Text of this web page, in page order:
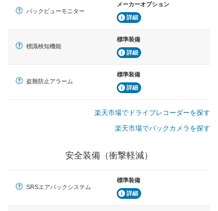
バックビューモニター
メーカーオプション
詳細
標識検知機能
標準装備
詳細
盗難防止アラーム
標準装備
詳細
楽天市場でドライブレコーダーを探す
楽天市場でバックカメラを探す
安全装備（衝撃軽減）
SRSエアバックシステム
標準装備
詳細